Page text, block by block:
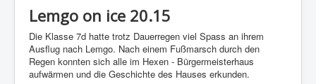
Lemgo on ice 20.15
Die Klasse 7d hatte trotz Dauerregen viel Spass an ihrem
Ausflug nach Lemgo. Nach einem Fußmarsch durch den
Regen konnten sich alle im Hexen - Bürgermeisterhaus
aufwärmen und die Geschichte des Hauses erkunden.